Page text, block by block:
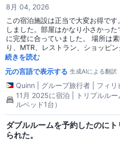
観光を楽しみたい方にはかなりおす
リーで安心感があります。余談です
の店が多く、後から調べると、か
ここに泊まったら食べようと思いま
8月 04, 2026
この宿泊施設は正当で大変お得で
しました。部屋はかなり小さかっ
に完璧に合っていました。 場所は素晴らしく、尖沙咀の真ん中にあ
り、MTR、レストラン、ショッピ
スも簡単です。 チョンキンマンションの中に位置しているため、建
物や1階部分については期待を管理
宿泊施設自体は清潔で、ベッドシー
の水の補充はボーナスで、外出する
<3 滞在中、とても親切で助けてくれたアテ・チェリーに特別感謝
します。彼女は旅程を提案してくれ
利なヒントを教えてくれました。
てなしをありがとうございました
き、ここを再度予約することを喜ん
続きを読む
元の言語で表示する 生成AIによる翻訳
Quinn グループ旅行者
フィリ
11月 2025に宿泊 | トリプルル
ルベッド1台）
ダブルルームを予約したのにト
られた。